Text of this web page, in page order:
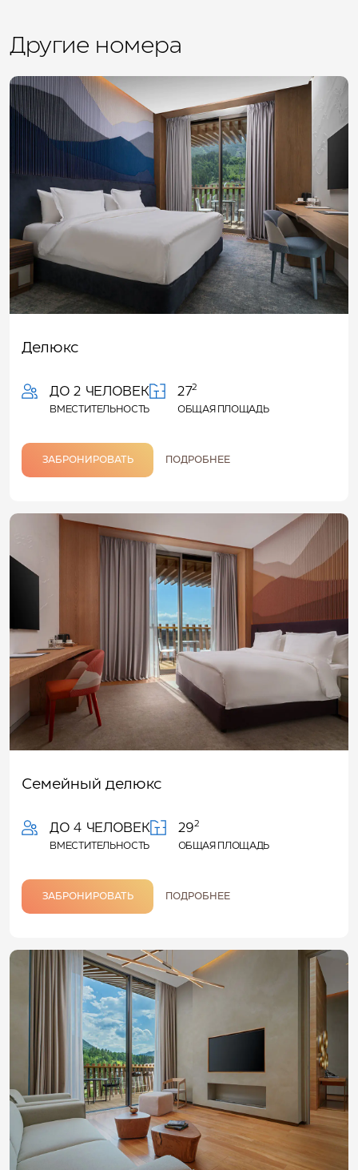
Другие номера
Делюкс
ДО 2 ЧЕЛОВЕК
ВМЕСТИТЕЛЬНОСТЬ
272
ОБЩАЯ ПЛОЩАДЬ
ЗАБРОНИРОВАТЬ ПОДРОБНЕЕ
Семейный делюкс
ДО 4 ЧЕЛОВЕК
ВМЕСТИТЕЛЬНОСТЬ
292
ОБЩАЯ ПЛОЩАДЬ
ЗАБРОНИРОВАТЬ ПОДРОБНЕЕ